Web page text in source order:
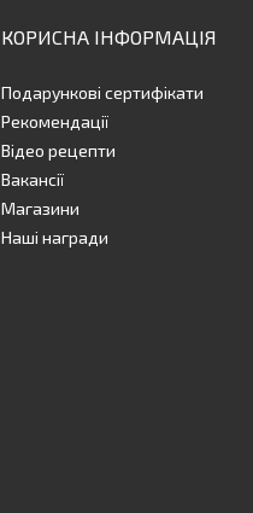
КОРИСНА ІНФОРМАЦІЯ
Подарункові сертифікати
Рекомендації
Відео рецепти
Вакансії
Магазини
Наші награди